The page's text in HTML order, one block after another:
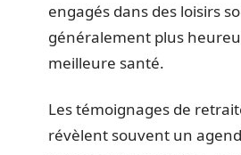
engagés dans des loisirs
généralement plus
meilleure santé.
Les témoignages de
révèlent souvent un